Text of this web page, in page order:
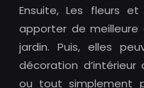
Ensuite, Les fleurs
apporter de
jardin. Puis, elles
décoration
ou tout simplement